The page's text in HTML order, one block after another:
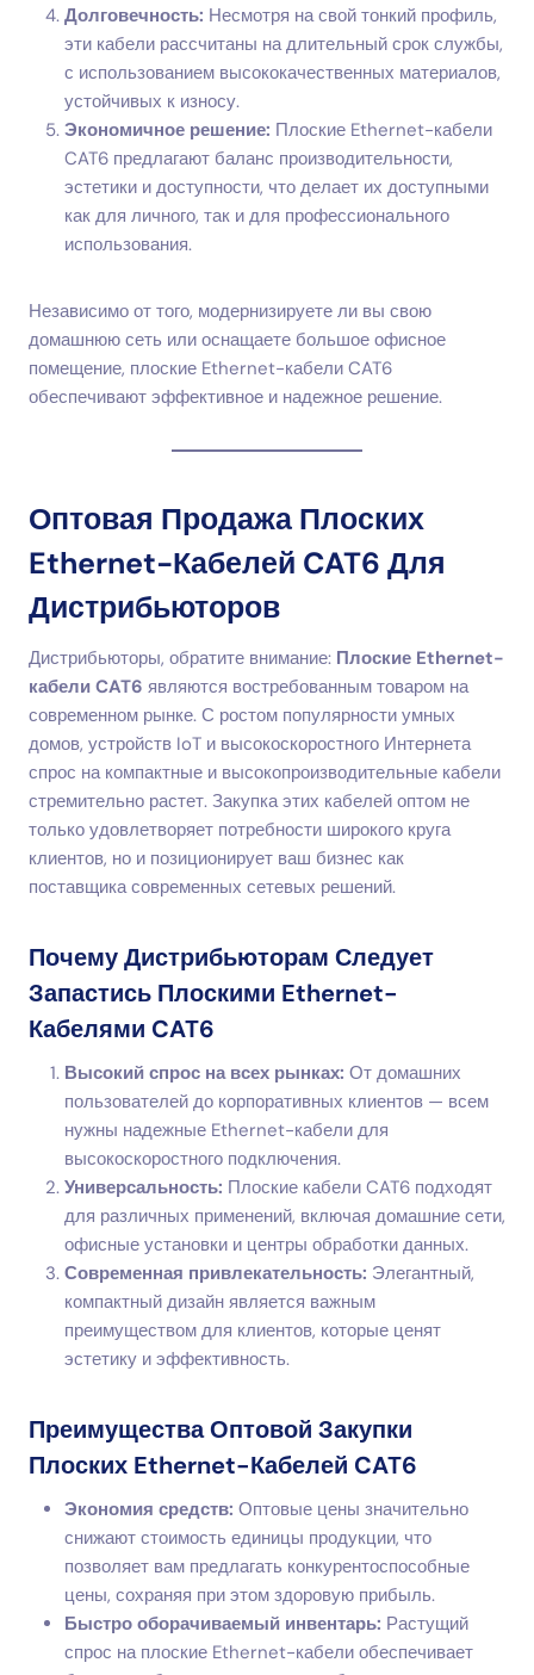
Долговечность: Несмотря на свой тонкий профиль,
эти кабели рассчитаны на длительный срок службы,
с использованием высококачественных материалов,
устойчивых к износу.
Экономичное решение: Плоские Ethernet-кабели
CAT6 предлагают баланс производительности,
эстетики и доступности, что делает их доступными
как для личного, так и для профессионального
использования.
Независимо от того, модернизируете ли вы свою
домашнюю сеть или оснащаете большое офисное
помещение, плоские Ethernet-кабели CAT6
обеспечивают эффективное и надежное решение.
Оптовая Продажа Плоских
Ethernet-Кабелей CAT6 Для
Дистрибьюторов
Дистрибьюторы, обратите внимание: Плоские Ethernet-
кабели CAT6 являются востребованным товаром на
современном рынке. С ростом популярности умных
домов, устройств IoT и высокоскоростного Интернета
спрос на компактные и высокопроизводительные кабели
стремительно растет. Закупка этих кабелей оптом не
только удовлетворяет потребности широкого круга
клиентов, но и позиционирует ваш бизнес как
поставщика современных сетевых решений.
Почему Дистрибьюторам Следует
Запастись Плоскими Ethernet-
Кабелями CAT6
Высокий спрос на всех рынках: От домашних
пользователей до корпоративных клиентов — всем
нужны надежные Ethernet-кабели для
высокоскоростного подключения.
Универсальность: Плоские кабели CAT6 подходят
для различных применений, включая домашние сети,
офисные установки и центры обработки данных.
Современная привлекательность: Элегантный,
компактный дизайн является важным
преимуществом для клиентов, которые ценят
эстетику и эффективность.
Преимущества Оптовой Закупки
Плоских Ethernet-Кабелей CAT6
Экономия средств: Оптовые цены значительно
снижают стоимость единицы продукции, что
позволяет вам предлагать конкурентоспособные
цены, сохраняя при этом здоровую прибыль.
Быстро оборачиваемый инвентарь: Растущий
спрос на плоские Ethernet-кабели обеспечивает